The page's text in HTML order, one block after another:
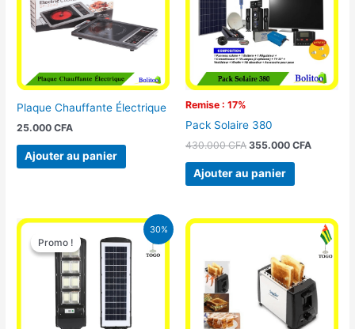
Plaque Chauffante Électrique
25.000CFA
Ajouter au panier
Remise : 17%
Pack Solaire 380
430.000CFA 355.000 CFA
Ajouter au panier
30%
Promo !
Promo !
Le
prix
initial
était :
50.000 CFA.
Le
prix
actuel
est :
35.000 CFA.